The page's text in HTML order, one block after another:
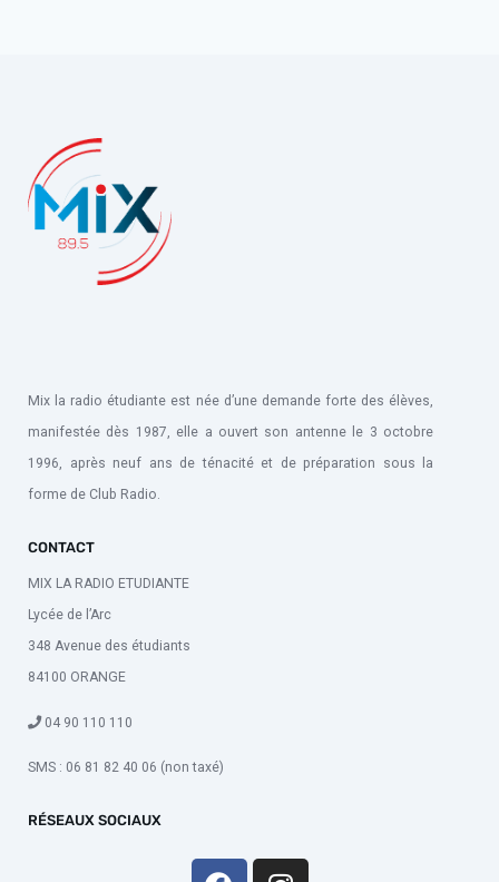
Mix la radio étudiante est née d’une demande forte des élèves,
manifestée dès 1987, elle a ouvert son antenne le 3 octobre
1996, après neuf ans de ténacité et de préparation sous la
forme de Club Radio.
CONTACT
MIX LA RADIO ETUDIANTE
Lycée de l’Arc
348 Avenue des étudiants
84100 ORANGE
04 90 110 110
SMS : 06 81 82 40 06 (non taxé)
RÉSEAUX SOCIAUX